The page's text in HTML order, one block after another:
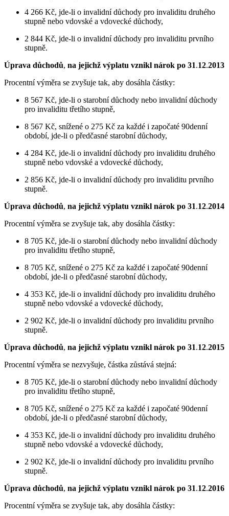
4 266 Kč, jde-li o invalidní důchody pro invaliditu druhého
stupně nebo vdovské a vdovecké důchody,
2 844 Kč, jde-li o invalidní důchody pro invaliditu prvního
stupně.
Úprava důchodů, na jejichž výplatu vznikl nárok po 31.12.2013
Procentní výměra se zvyšuje tak, aby dosáhla částky:
8 567 Kč, jde-li o starobní důchody nebo invalidní důchody
pro invaliditu třetího stupně,
8 567 Kč, snížené o 275 Kč za každé i započaté 90denní
období, jde-li o předčasné starobní důchody,
4 284 Kč, jde-li o invalidní důchody pro invaliditu druhého
stupně nebo vdovské a vdovecké důchody,
2 856 Kč, jde-li o invalidní důchody pro invaliditu prvního
stupně.
Úprava důchodů, na jejichž výplatu vznikl nárok po 31.12.2014
Procentní výměra se zvyšuje tak, aby dosáhla částky:
8 705 Kč, jde-li o starobní důchody nebo invalidní důchody
pro invaliditu třetího stupně,
8 705 Kč, snížené o 275 Kč za každé i započaté 90denní
období, jde-li o předčasné starobní důchody,
4 353 Kč, jde-li o invalidní důchody pro invaliditu druhého
stupně nebo vdovské a vdovecké důchody,
2 902 Kč, jde-li o invalidní důchody pro invaliditu prvního
stupně.
Úprava důchodů, na jejichž výplatu vznikl nárok po 31.12.2015
Procentní výměra se nezvyšuje, částka zůstává stejná:
8 705 Kč, jde-li o starobní důchody nebo invalidní důchody
pro invaliditu třetího stupně,
8 705 Kč, snížené o 275 Kč za každé i započaté 90denní
období, jde-li o předčasné starobní důchody,
4 353 Kč, jde-li o invalidní důchody pro invaliditu druhého
stupně nebo vdovské a vdovecké důchody,
2 902 Kč, jde-li o invalidní důchody pro invaliditu prvního
stupně.
Úprava důchodů, na jejichž výplatu vznikl nárok po 31.12.2016
Procentní výměra se zvyšuje tak, aby dosáhla částky: